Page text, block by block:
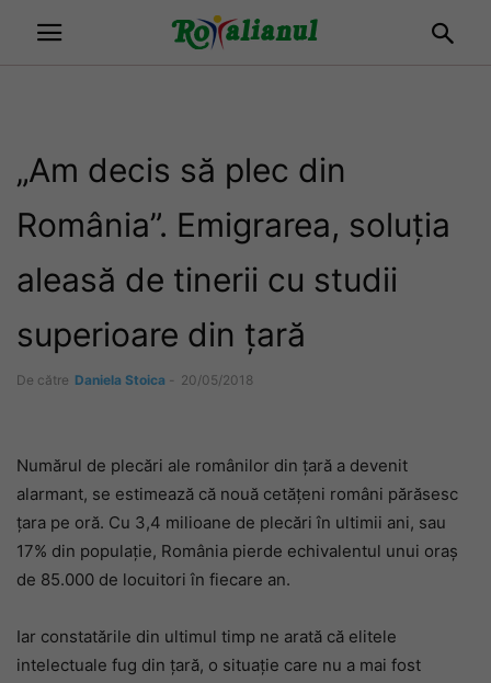
„Am decis să plec din
România”. Emigrarea, soluția
aleasă de tinerii cu studii
superioare din țară
De către Daniela Stoica - 20/05/2018
Numărul de plecări ale românilor din țară a devenit
alarmant, se estimează că nouă cetățeni români părăsesc
țara pe oră. Cu 3,4 milioane de plecări în ultimii ani, sau
17% din populație, România pierde echivalentul unui oraș
de 85.000 de locuitori în fiecare an.
Iar constatările din ultimul timp ne arată că elitele
intelectuale fug din țară, o situație care nu a mai fost